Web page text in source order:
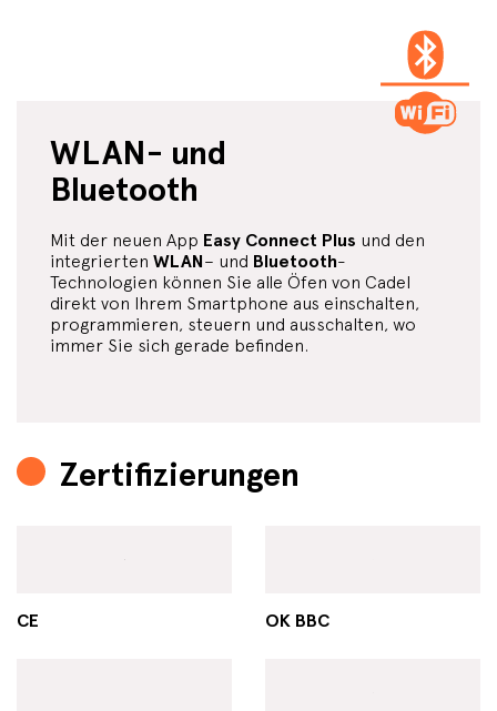
WLAN- und
Bluetooth
Mit der neuen App Easy Connect Plus und den
integrierten WLAN– und Bluetooth-
Technologien können Sie alle Öfen von Cadel
direkt von Ihrem Smartphone aus einschalten,
programmieren, steuern und ausschalten, wo
immer Sie sich gerade befinden.
Zertifizierungen
CE OK BBC